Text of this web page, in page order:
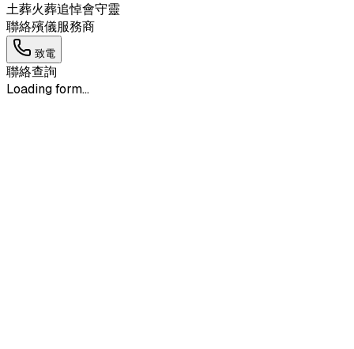
土葬火葬追悼會守靈
聯絡殯儀服務商
致電
聯絡查詢
Loading form...